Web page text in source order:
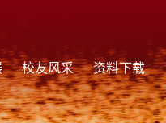
校友风采 资料下载